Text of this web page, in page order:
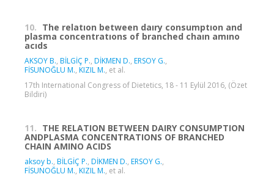
10. The relatıon between daıry consumptıon and
plasma concentratıons of branched chaın amıno
acıds
AKSOY B., BİLGİÇ P., DİKMEN D., ERSOY G.,
FİSUNOĞLU M., KIZIL M., et al.
17th International Congress of Dietetics, 18 - 11 Eylül 2016, (Özet
Bildiri)
11. THE RELATION BETWEEN DAIRY CONSUMPTION
ANDPLASMA CONCENTRATIONS OF BRANCHED
CHAIN AMINO ACIDS
aksoy b., BİLGİÇ P., DİKMEN D., ERSOY G.,
FİSUNOĞLU M., KIZIL M., et al.